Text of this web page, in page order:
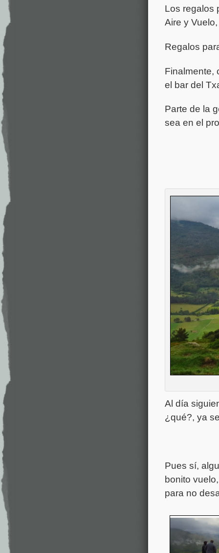
Los regalos
Aire y
Regalos
Finalmente,
el bar del
Parte de la
sea en el
Al día
¿qué?, ya
Pues sí,
bonito
para no